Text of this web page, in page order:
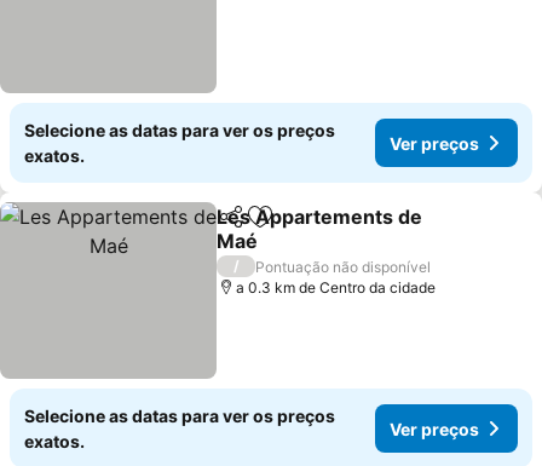
Selecione as datas para ver os preços
exatos.
Ver preços
PartilharAdicionar aos favoritos
Les Appartements de
Maé
/
Pontuação não disponível
a 0.3 km de Centro da cidade
Selecione as datas para ver os preços
exatos.
Ver preços